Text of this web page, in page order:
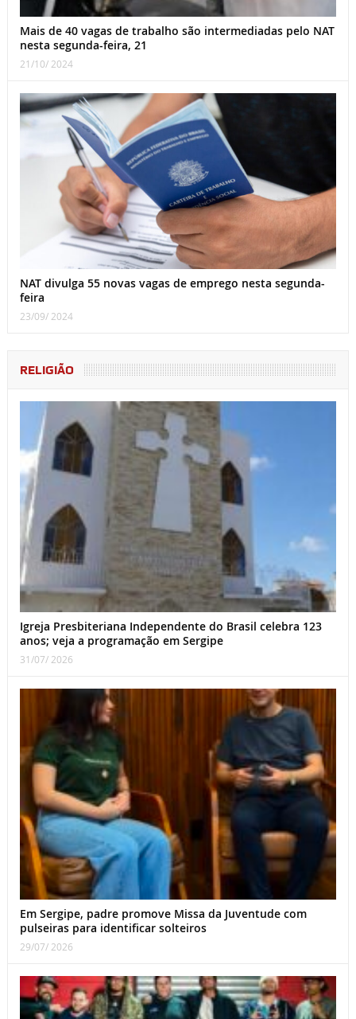
Mais de 40 vagas de trabalho são intermediadas pelo NAT
nesta segunda-feira, 21
21/10/ 2024
NAT divulga 55 novas vagas de emprego nesta segunda-
feira
23/09/ 2024
RELIGIÃO
Igreja Presbiteriana Independente do Brasil celebra 123
anos; veja a programação em Sergipe
31/07/ 2026
Em Sergipe, padre promove Missa da Juventude com
pulseiras para identificar solteiros
29/07/ 2026